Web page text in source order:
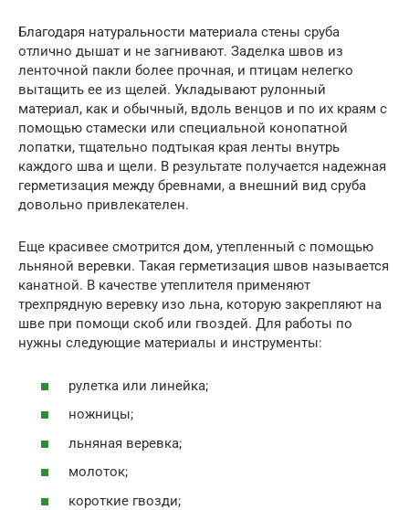
Благодаря натуральности материала стены сруба
отлично дышат и не загнивают. Заделка швов из
ленточной пакли более прочная, и птицам нелегко
вытащить ее из щелей. Укладывают рулонный
материал, как и обычный, вдоль венцов и по их краям с
помощью стамески или специальной конопатной
лопатки, тщательно подтыкая края ленты внутрь
каждого шва и щели. В результате получается надежная
герметизация между бревнами, а внешний вид сруба
довольно привлекателен.
Еще красивее смотрится дом, утепленный с помощью
льняной веревки. Такая герметизация швов называется
канатной. В качестве утеплителя применяют
трехпрядную веревку изо льна, которую закрепляют на
шве при помощи скоб или гвоздей. Для работы по
нужны следующие материалы и инструменты:
рулетка или линейка;
ножницы;
льняная веревка;
молоток;
короткие гвозди;